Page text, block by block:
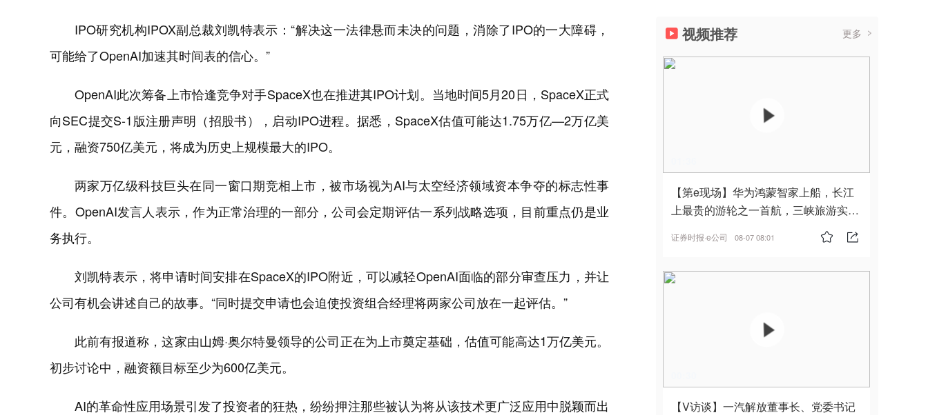
IPO研究机构IPOX副总裁刘凯特表示：“解决这一法律悬而未决的问题，消除了IPO的一大障碍，
可能给了OpenAI加速其时间表的信心。”
OpenAI此次筹备上市恰逢竞争对手SpaceX也在推进其IPO计划。当地时间5月20日，SpaceX正式
向SEC提交S-1版注册声明（招股书），启动IPO进程。据悉，SpaceX估值可能达1.75万亿—2万亿美
元，融资750亿美元，将成为历史上规模最大的IPO。
两家万亿级科技巨头在同一窗口期竞相上市，被市场视为AI与太空经济领域资本争夺的标志性事
件。OpenAI发言人表示，作为正常治理的一部分，公司会定期评估一系列战略选项，目前重点仍是业
务执行。
刘凯特表示，将申请时间安排在SpaceX的IPO附近，可以减轻OpenAI面临的部分审查压力，并让
公司有机会讲述自己的故事。“同时提交申请也会迫使投资组合经理将两家公司放在一起评估。”
此前有报道称，这家由山姆·奥尔特曼领导的公司正在为上市奠定基础，估值可能高达1万亿美元。
初步讨论中，融资额目标至少为600亿美元。
AI的革命性应用场景引发了投资者的狂热，纷纷押注那些被认为将从该技术更广泛应用中脱颖而出
视频推荐 更多
【第e现场】华为鸿蒙智家上船，长江
上最贵的游轮之一首航，三峡旅游实
证券时报·e公司 08-07 08:01
【V访谈】一汽解放董事长、党委书记